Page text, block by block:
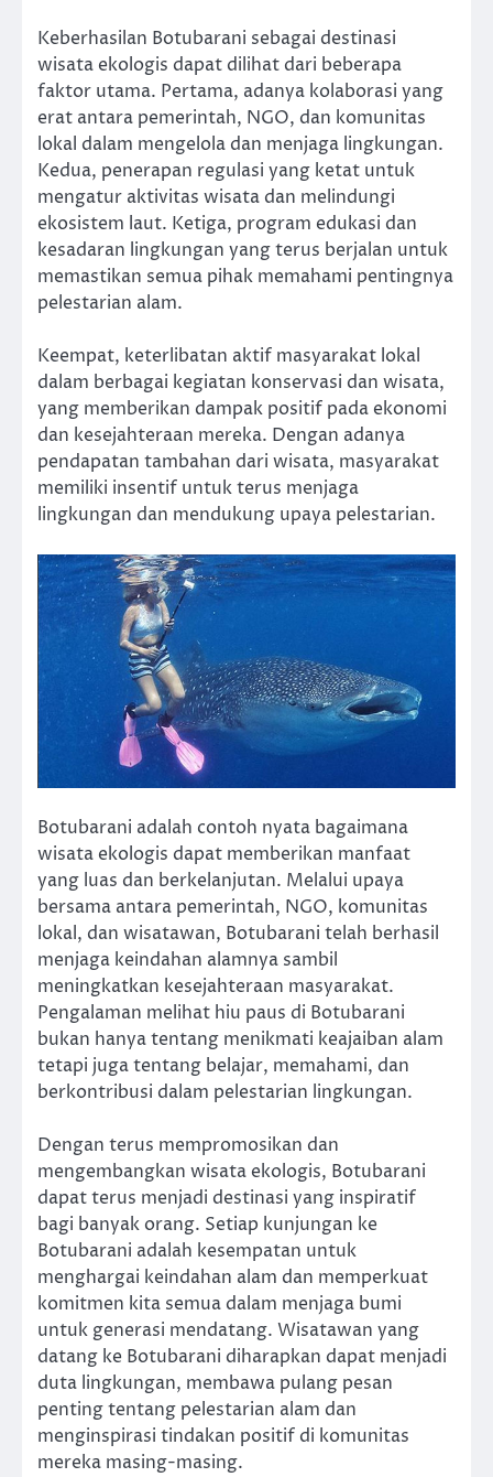
Keberhasilan Botubarani sebagai destinasi
wisata ekologis dapat dilihat dari beberapa
faktor utama. Pertama, adanya kolaborasi yang
erat antara pemerintah, NGO, dan komunitas
lokal dalam mengelola dan menjaga lingkungan.
Kedua, penerapan regulasi yang ketat untuk
mengatur aktivitas wisata dan melindungi
ekosistem laut. Ketiga, program edukasi dan
kesadaran lingkungan yang terus berjalan untuk
memastikan semua pihak memahami pentingnya
pelestarian alam.
Keempat, keterlibatan aktif masyarakat lokal
dalam berbagai kegiatan konservasi dan wisata,
yang memberikan dampak positif pada ekonomi
dan kesejahteraan mereka. Dengan adanya
pendapatan tambahan dari wisata, masyarakat
memiliki insentif untuk terus menjaga
lingkungan dan mendukung upaya pelestarian.
Botubarani adalah contoh nyata bagaimana
wisata ekologis dapat memberikan manfaat
yang luas dan berkelanjutan. Melalui upaya
bersama antara pemerintah, NGO, komunitas
lokal, dan wisatawan, Botubarani telah berhasil
menjaga keindahan alamnya sambil
meningkatkan kesejahteraan masyarakat.
Pengalaman melihat hiu paus di Botubarani
bukan hanya tentang menikmati keajaiban alam
tetapi juga tentang belajar, memahami, dan
berkontribusi dalam pelestarian lingkungan.
Dengan terus mempromosikan dan
mengembangkan wisata ekologis, Botubarani
dapat terus menjadi destinasi yang inspiratif
bagi banyak orang. Setiap kunjungan ke
Botubarani adalah kesempatan untuk
menghargai keindahan alam dan memperkuat
komitmen kita semua dalam menjaga bumi
untuk generasi mendatang. Wisatawan yang
datang ke Botubarani diharapkan dapat menjadi
duta lingkungan, membawa pulang pesan
penting tentang pelestarian alam dan
menginspirasi tindakan positif di komunitas
mereka masing-masing.